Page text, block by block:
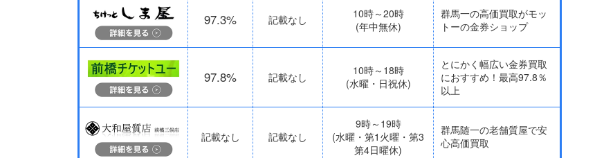
97.3% 記載なし
10時～20時
(年中無休)
群馬一の高価買取がモッ
トーの金券ショップ
97.8% 記載なし
10時～18時
(水曜・日祝休)
とにかく幅広い金券買取
におすすめ！最高97.8％
以上
記載なし 記載なし
9時～19時
(水曜・第1火曜・第3
第4日曜休)
群馬随一の老舗質屋で安
心高価買取